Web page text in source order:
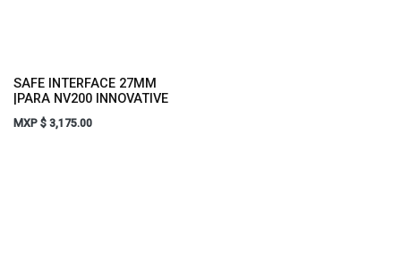
SAFE INTERFACE 27MM
|PARA NV200 INNOVATIVE
MXP $ 3,175.00